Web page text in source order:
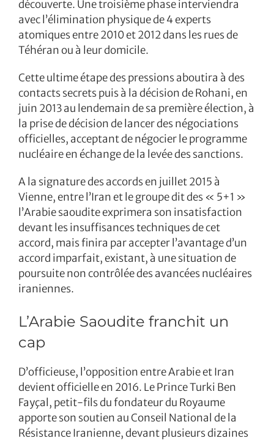
découverte. Une troisième phase interviendra
avec l’élimination physique de 4 experts
atomiques entre 2010 et 2012 dans les rues de
Téhéran ou à leur domicile.
Cette ultime étape des pressions aboutira à des
contacts secrets puis à la décision de Rohani, en
juin 2013 au lendemain de sa première élection, à
la prise de décision de lancer des négociations
officielles, acceptant de négocier le programme
nucléaire en échange de la levée des sanctions.
A la signature des accords en juillet 2015 à
Vienne, entre l’Iran et le groupe dit des « 5+1 »
l’Arabie saoudite exprimera son insatisfaction
devant les insuffisances techniques de cet
accord, mais finira par accepter l’avantage d’un
accord imparfait, existant, à une situation de
poursuite non contrôlée des avancées nucléaires
iraniennes.
L’Arabie Saoudite franchit un
cap
D’officieuse, l’opposition entre Arabie et Iran
devient officielle en 2016. Le Prince Turki Ben
Fayçal, petit-fils du fondateur du Royaume
apporte son soutien au Conseil National de la
Résistance Iranienne, devant plusieurs dizaines